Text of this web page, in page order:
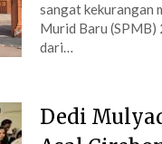
sangat kekurangan
Murid Baru
dari…
Dedi